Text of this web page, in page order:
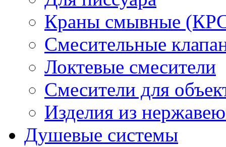
Краны смывные
Смесительные
Локтевые смесители
Смесители для
Изделия из
Душевые системы